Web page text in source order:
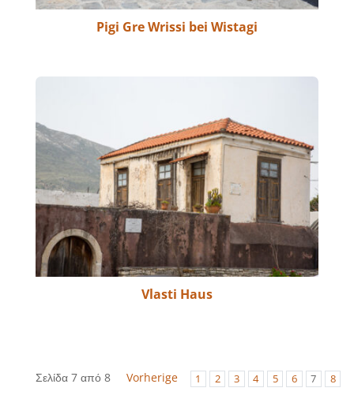
Pigi Gre Wrissi bei Wistagi
Vlasti Haus
Σελίδα 7 από 8 Vorherige 1 2 3 4 5 6 7 8